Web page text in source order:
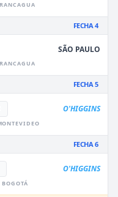
FECHA 4
SÃO PAULO
FECHA 5
O'HIGGINS
FECHA 6
O'HIGGINS